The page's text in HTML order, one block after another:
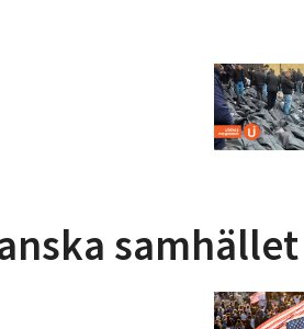
samhället